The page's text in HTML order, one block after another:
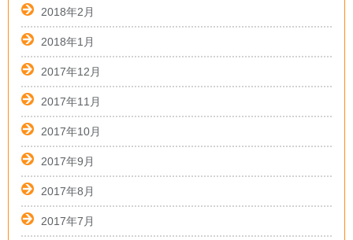
2018年2月
2018年1月
2017年12月
2017年11月
2017年10月
2017年9月
2017年8月
2017年7月